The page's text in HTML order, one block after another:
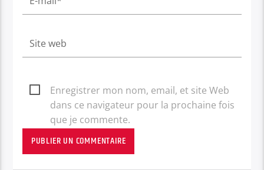
Enregistrer mon nom, email, et site Web
dans ce navigateur pour la prochaine fois
que je commente.